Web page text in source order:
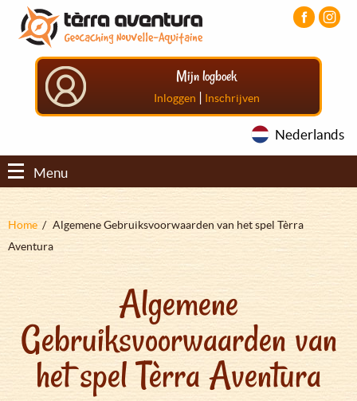
Overslaan
naar
Aller
menu
principal
Aller
pied
Mijn logboek
Inloggen | Inschrijven
Nederlands
Menu
Kruimelpad
Home
Algemene Gebruiksvoorwaarden van het spel Tèrra
Aventura
Algemene
Gebruiksvoorwaarden van
het spel Tèrra Aventura